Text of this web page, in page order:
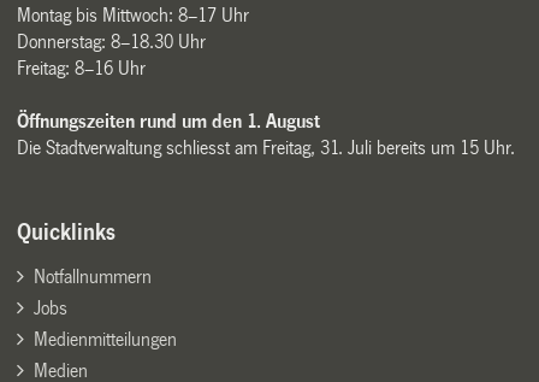
Montag bis Mittwoch: 8–17 Uhr
Donnerstag: 8–18.30 Uhr
Freitag: 8–16 Uhr
Öffnungszeiten rund um den 1. August
Die Stadtverwaltung schliesst am Freitag, 31. Juli bereits um 15 Uhr.
Quicklinks
Notfallnummern
Jobs
Medienmitteilungen
Medien